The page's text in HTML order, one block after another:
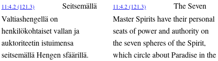
11:4.2 (121.3)
Seitsemällä
Valtiashengellä on
henkilökohtaiset vallan ja
auktoriteetin istuimensa
seitsemällä Hengen sfäärillä.
11:4.2 (121.3)
The Seven
Master Spirits have their personal
seats of power and authority on
the seven spheres of the Spirit,
which circle about Paradise in the